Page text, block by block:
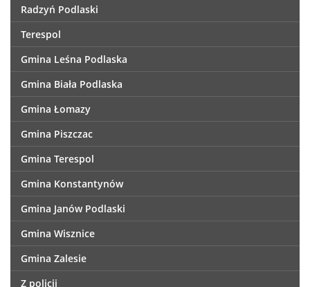
Radzyń Podlaski
Terespol
Gmina Leśna Podlaska
Gmina Biała Podlaska
Gmina Łomazy
Gmina Piszczac
Gmina Terespol
Gmina Konstantynów
Gmina Janów Podlaski
Gmina Wisznice
Gmina Zalesie
Z policji